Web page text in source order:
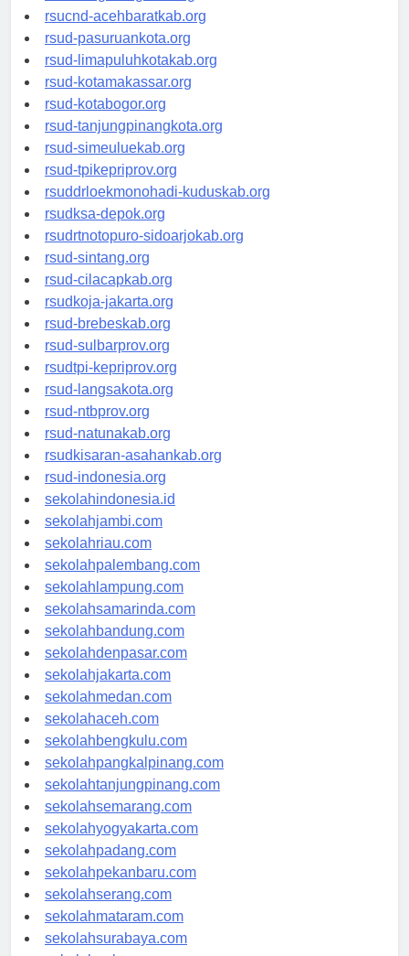
rsud-tangerangkota.org
rsucnd-acehbaratkab.org
rsud-pasuruankota.org
rsud-limapuluhkotakab.org
rsud-kotamakassar.org
rsud-kotabogor.org
rsud-tanjungpinangkota.org
rsud-simeuluekab.org
rsud-tpikepriprov.org
rsuddrloekmonohadi-kuduskab.org
rsudksa-depok.org
rsudrtnotopuro-sidoarjokab.org
rsud-sintang.org
rsud-cilacapkab.org
rsudkoja-jakarta.org
rsud-brebeskab.org
rsud-sulbarprov.org
rsudtpi-kepriprov.org
rsud-langsakota.org
rsud-ntbprov.org
rsud-natunakab.org
rsudkisaran-asahankab.org
rsud-indonesia.org
sekolahindonesia.id
sekolahjambi.com
sekolahriau.com
sekolahpalembang.com
sekolahlampung.com
sekolahsamarinda.com
sekolahbandung.com
sekolahdenpasar.com
sekolahjakarta.com
sekolahmedan.com
sekolahaceh.com
sekolahbengkulu.com
sekolahpangkalpinang.com
sekolahtanjungpinang.com
sekolahsemarang.com
sekolahyogyakarta.com
sekolahpadang.com
sekolahpekanbaru.com
sekolahserang.com
sekolahmataram.com